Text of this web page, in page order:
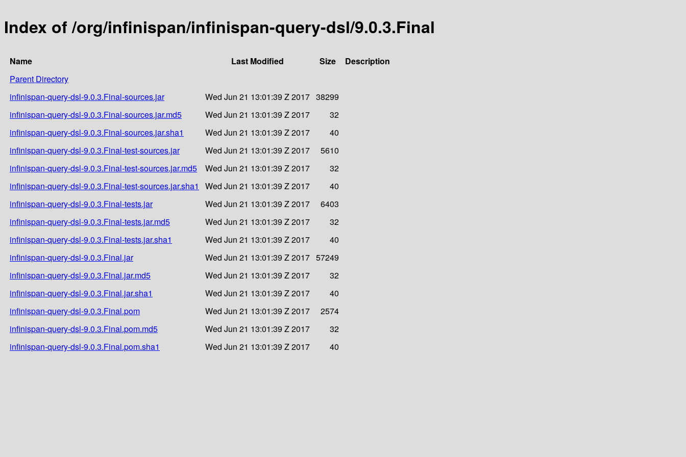
Index of /org/infinispan/infinispan-query-dsl/9.0.3.Final
Name Last Modified Size
Description
Parent Directory
infinispan-query-dsl-9.0.3.Final-sources.jar
Wed Jun 21 13:01:39 Z 2017 38299
infinispan-query-dsl-9.0.3.Final-sources.jar.md5
Wed Jun 21 13:01:39 Z 2017
32
infinispan-query-dsl-9.0.3.Final-sources.jar.sha1
Wed Jun 21 13:01:39 Z 2017
40
infinispan-query-dsl-9.0.3.Final-test-sources.jar
Wed Jun 21 13:01:39 Z 2017
5610
infinispan-query-dsl-9.0.3.Final-test-sources.jar.md5
Wed Jun 21 13:01:39 Z 2017
32
infinispan-query-dsl-9.0.3.Final-test-sources.jar.sha1
Wed Jun 21 13:01:39 Z 2017
40
infinispan-query-dsl-9.0.3.Final-tests.jar
Wed Jun 21 13:01:39 Z 2017
6403
infinispan-query-dsl-9.0.3.Final-tests.jar.md5
Wed Jun 21 13:01:39 Z 2017
32
infinispan-query-dsl-9.0.3.Final-tests.jar.sha1
Wed Jun 21 13:01:39 Z 2017
40
infinispan-query-dsl-9.0.3.Final.jar
Wed Jun 21 13:01:39 Z 2017 57249
infinispan-query-dsl-9.0.3.Final.jar.md5
Wed Jun 21 13:01:39 Z 2017
32
infinispan-query-dsl-9.0.3.Final.jar.sha1
Wed Jun 21 13:01:39 Z 2017
40
infinispan-query-dsl-9.0.3.Final.pom
Wed Jun 21 13:01:39 Z 2017
2574
infinispan-query-dsl-9.0.3.Final.pom.md5
Wed Jun 21 13:01:39 Z 2017
32
infinispan-query-dsl-9.0.3.Final.pom.sha1
Wed Jun 21 13:01:39 Z 2017 40